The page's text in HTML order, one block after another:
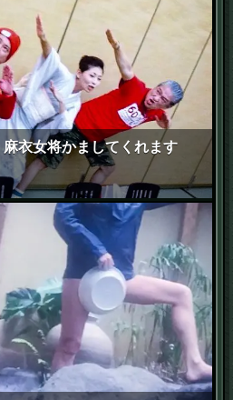
衣女将かましてくれます